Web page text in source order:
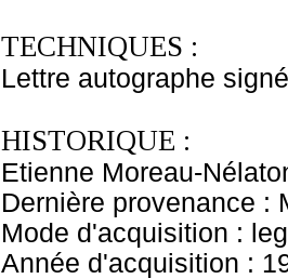
TECHNIQUES :
Lettre autographe
HISTORIQUE :
Etienne Moreau-
Dernière provenance :
Mode d'acquisition :
Année d'acquisition :